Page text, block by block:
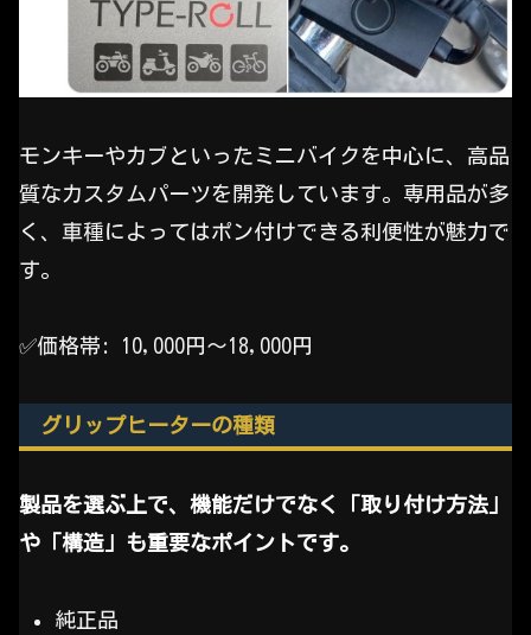
モンキーやカブといったミニバイクを中心に、高品
質なカスタムパーツを開発しています。専用品が多
く、車種によってはポン付けできる利便性が魅力で
す。
✅️価格帯: 10,000円〜18,000円
グリップヒーターの種類
製品を選ぶ上で、機能だけでなく「取り付け方法」
や「構造」も重要なポイントです。
純正品